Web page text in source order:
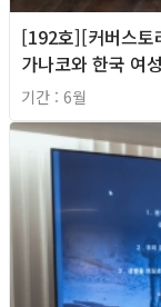
[192호][커버스토
가나코와 한국 여
기간 : 6월